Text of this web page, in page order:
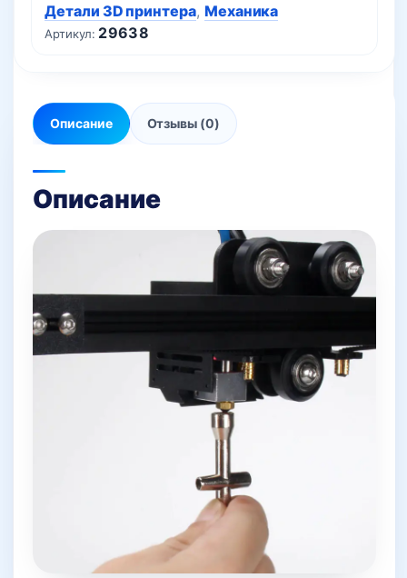
Артикул: 29638
Детали 3D принтера, Механика
Описание Отзывы (0)
Описание